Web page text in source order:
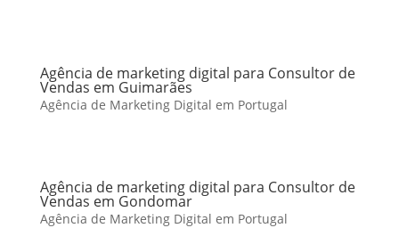
Agência de marketing digital para Consultor de
Vendas em Guimarães
Agência de Marketing Digital em Portugal
Agência de marketing digital para Consultor de
Vendas em Gondomar
Agência de Marketing Digital em Portugal